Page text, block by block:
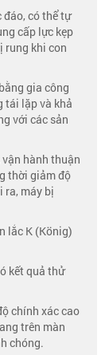
đáo, có thể tự
cấp lực kẹp
rung khi con
gia công
tái lặp và khả
với các sản
hành thuận
thời giảm độ
ra, máy bị
lắc K (König)
kết quả thử
chính xác cao
trên màn
chóng.